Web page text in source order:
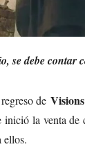
se debe contar
de
inició la venta
ellos.